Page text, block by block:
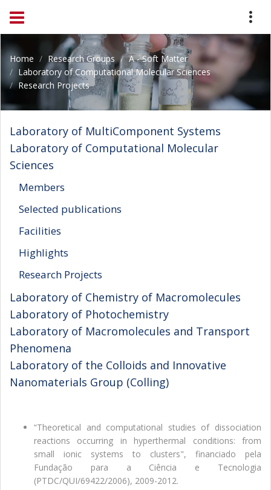
Home Research Groups
A - Soft Matter
Laboratory of Computational Molecular Sciences
Research Projects
Laboratory of MultiComponent Systems
Laboratory of Computational Molecular
Sciences
Members
Selected publications
Facilities
Highlights
Research Projects
Laboratory of Chemistry of Macromolecules
Laboratory of Photochemistry
Laboratory of Macromolecules and Transport
Phenomena
Laboratory of the Colloids and Innovative
Nanomaterials Group (Colling)
“Theoretical and computational studies of dissociation
reactions occurring in hyperthermal conditions: from
small ionic systems to clusters", financiado pela
Fundação para a Ciência e Tecnologia
(PTDC/QUI/69422/2006), 2009-2012.